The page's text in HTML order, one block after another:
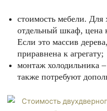
стоимость мебели. Для
отдельный шкаф, цена
Если это массив
приравнена к агрегату;
монтаж холодильника –
также потребуют